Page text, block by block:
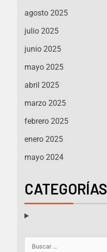
agosto 2025
julio 2025
junio 2025
mayo 2025
abril 2025
marzo 2025
febrero 2025
enero 2025
mayo 2024
CATEGORÍAS